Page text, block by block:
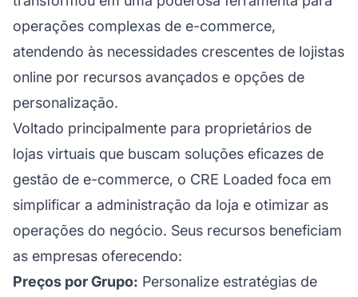
operações complexas de e-commerce,
atendendo às necessidades crescentes de lojistas
online por recursos avançados e opções de
personalização.
Voltado principalmente para proprietários de
lojas virtuais que buscam soluções eficazes de
gestão de e-commerce, o CRE Loaded foca em
simplificar a administração da loja e otimizar as
operações do negócio. Seus recursos beneficiam
as empresas oferecendo:
Preços por Grupo: Personalize estratégias de